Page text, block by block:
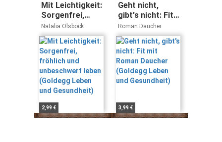
Mit Leichtigkeit:
Sorgenfrei,
fröhlich und
unbeschwert
leben (Goldegg
Leben und
Gesundheit)
Natalia Ölsböck
2,99 €
Geht nicht,
gibt's nicht: Fit
mit Roman
Daucher
(Goldegg Leben
und Gesundheit)
Roman Daucher
3,99 €